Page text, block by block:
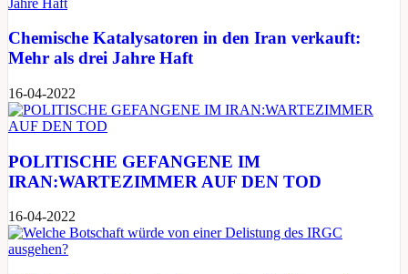
Chemische Katalysatoren in den Iran verkauft:
Mehr als drei Jahre Haft
16-04-2022
POLITISCHE GEFANGENE IM
IRAN:WARTEZIMMER AUF DEN TOD
16-04-2022